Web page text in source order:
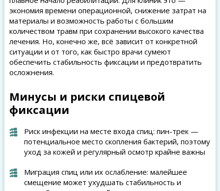
экономия времени операционной, снижение затрат на
материалы и возможность работы с большим
количеством травм при сохранении высокого качества
лечения. Но, конечно же, всё зависит от конкретной
ситуации и от того, как быстро врачи сумеют
обеспечить стабильность фиксации и предотвратить
осложнения.
Минусы и риски спицевой
фиксации
Риск инфекции на месте входа спиц: пин-трек —
потенциальное место скопления бактерий, поэтому
уход за кожей и регулярный осмотр крайне важны
Миграция спиц или их ослабление: малейшее
смещение может ухудшать стабильность и